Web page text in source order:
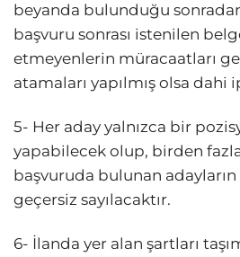
beyanda bulunduğu
başvuru sonrası istenilen
etmeyenlerin müracaatları
atamaları yapılmış olsa
5- Her aday yalnızca bir
yapabilecek olup, birden
başvuruda bulunan
geçersiz sayılacaktır.
6- İlanda yer alan şartları